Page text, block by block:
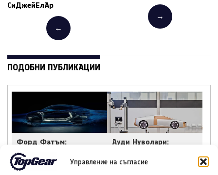
Управление на съгласие
СиДжейЕлАр
←
→
ПОДОБНИ ПУБЛИКАЦИИ
Форд Фатъм:
Електрическият пикап
за 27 500 € едва ли
ще е новият Таурус
Ауди Нуволари:
за 405 дни